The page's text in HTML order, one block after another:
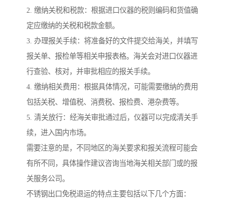
2. 缴纳关税和税款：根据进口仪器的税则编码和货值确
定应缴纳的关税和税款金额。
3. 办理报关手续：将准备好的文件提交给海关，并填写
报关单、报检单等相关申报表格。海关会对进口仪器进
行查验、核对，并审批相应的报关手续。
4. 缴纳相关费用：根据具体情况，可能需要缴纳的费用
包括关税、增值税、消费税、报检费、港杂费等。
5. 清关放行：经海关审批通过后，仪器可以完成清关手
续，进入国内市场。
需要注意的是，不同地区的海关要求和报关流程可能会
有所不同，具体操作建议咨询当地海关相关部门或的报
关服务公司。
不锈钢出口免税退运的特点主要包括以下几个方面：